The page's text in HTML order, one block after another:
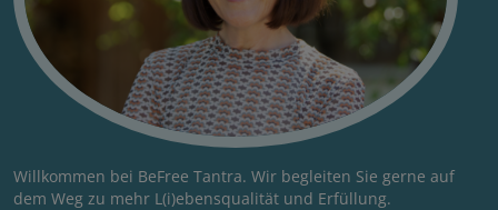
Willkommen bei BeFree Tantra. Wir begleiten Sie gerne auf
dem Weg zu mehr L(i)ebensqualität und Erfüllung.